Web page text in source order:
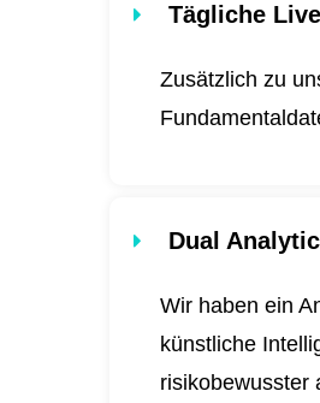
Tägliche
Zusätzlich zu
Dual
Wir haben ein
künstliche
risikobewusster